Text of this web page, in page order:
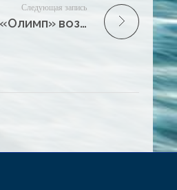
Следующая запись
ВНИМАНИЕ Бассейны ФСК «Олимп» возобновляет свою работу!